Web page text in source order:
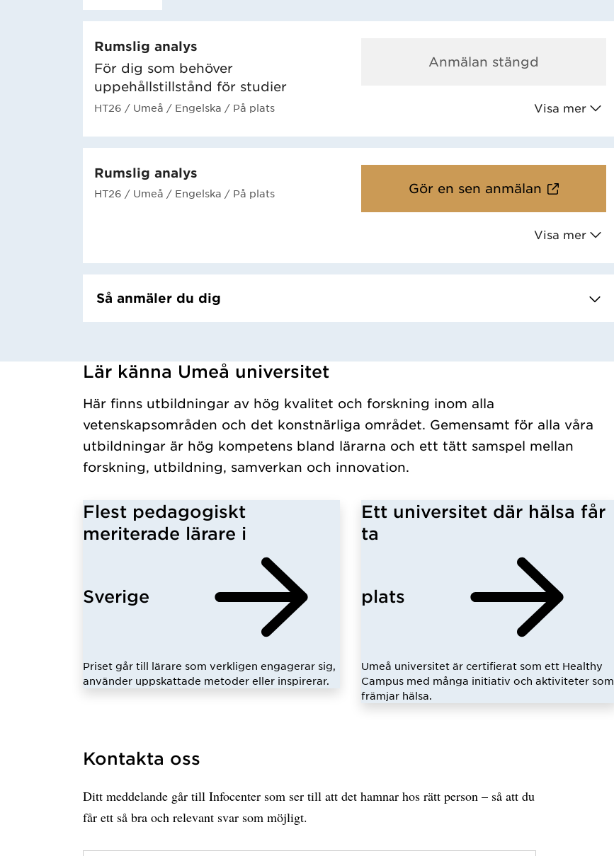
Rumslig analys
För dig som behöver
uppehållstillstånd för studier
HT26 / Umeå / Engelska / På plats
Anmälan stängd
Visa mer
Rumslig analys
HT26 / Umeå / Engelska / På plats Gör en sen anmälan
Visa mer
Så anmäler du dig
Har hämtat kursochkurspaket.
Lär känna Umeå universitet
Här finns utbildningar av hög kvalitet och forskning inom alla
vetenskapsområden och det konstnärliga området. Gemensamt för alla våra
utbildningar är hög kompetens bland lärarna och ett tätt samspel mellan
forskning, utbildning, samverkan och innovation.
Flest pedagogiskt
meriterade lärare i
Sverige
Priset går till lärare som verkligen engagerar sig,
använder uppskattade metoder eller inspirerar.
Ett universitet där hälsa får
ta
plats
Umeå universitet är certifierat som ett Healthy
Campus med många initiativ och aktiviteter som
främjar hälsa.
Kontakta oss
Ditt meddelande går till Infocenter som ser till att det hamnar hos rätt person – så att du
får ett så bra och relevant svar som möjligt.